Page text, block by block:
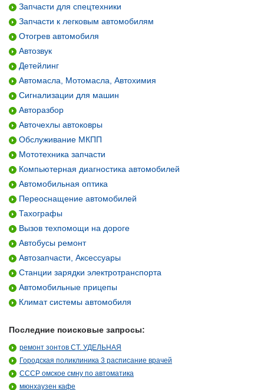
Запчасти для спецтехники
Запчасти к легковым автомобилям
Отогрев автомобиля
Автозвук
Детейлинг
Автомасла, Мотомасла, Автохимия
Сигнализации для машин
Авторазбор
Авточехлы автоковры
Обслуживание МКПП
Мототехника запчасти
Компьютерная диагностика автомобилей
Автомобильная оптика
Переоснащение автомобилей
Тахографы
Вызов техпомощи на дороге
Автобусы ремонт
Автозапчасти, Аксессуары
Станции зарядки электротранспорта
Автомобильные прицепы
Климат системы автомобиля
Последние поисковые запросы:
ремонт зонтов СТ. УДЕЛЬНАЯ
Городская поликлиника 3 расписание врачей
СССР омское смну по автоматика
мюнхаузен кафе